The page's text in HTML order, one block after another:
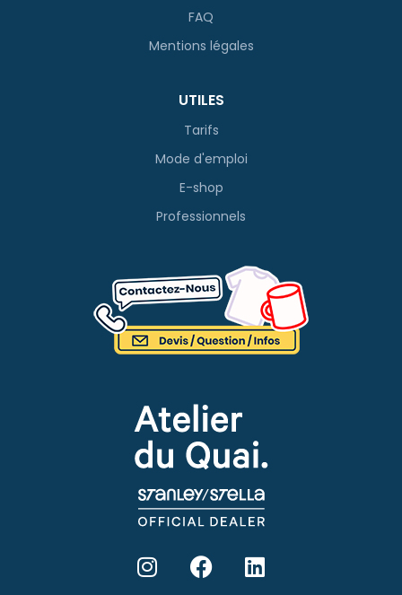
FAQ
Mentions légales
UTILES
Tarifs
Mode d'emploi
E-shop
Professionnels